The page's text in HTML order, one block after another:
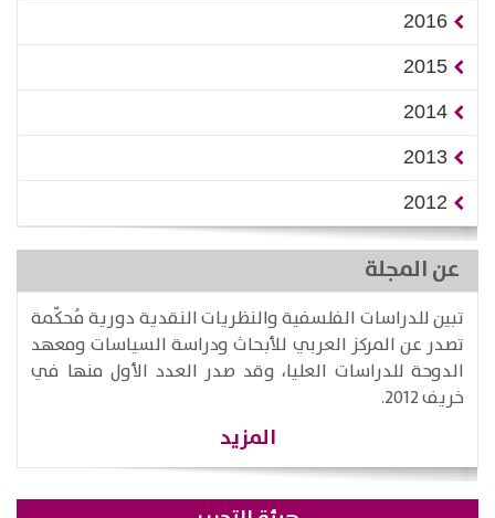
2016
2015
2014
2013
2012
عن المجلة
تبين للدراسات الفلسفية والنظريات النقدية دورية مُحكّمة
تصدر عن المركز العربي للأبحاث ودراسة السياسات ومعهد
الدوحة للدراسات العليا، وقد صدر العدد الأول منها في
خريف 2012.
المزيد